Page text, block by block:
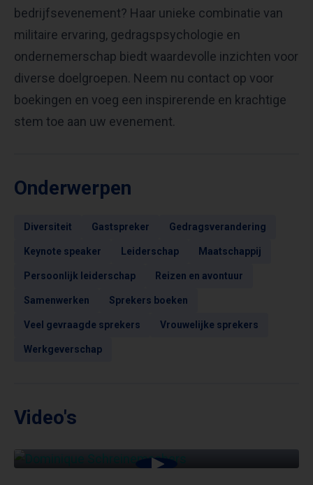
bedrijfsevenement? Haar unieke combinatie van
militaire ervaring, gedragspsychologie en
ondernemerschap biedt waardevolle inzichten voor
diverse doelgroepen. Neem nu contact op voor
boekingen en voeg een inspirerende en krachtige
stem toe aan uw evenement.
Onderwerpen
Diversiteit Gastspreker Gedragsverandering
Keynote speaker Leiderschap Maatschappij
Persoonlijk leiderschap Reizen en avontuur
Samenwerken Sprekers boeken
Veel gevraagde sprekers Vrouwelijke sprekers
Werkgeverschap
Video's